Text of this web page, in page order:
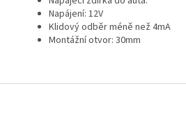
Napájení: 12V
Klidový odběr méně než 4mA
Montážní otvor: 30mm